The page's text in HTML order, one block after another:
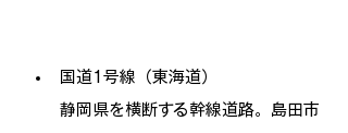
国道1号線（東海道）
静岡県を横断する幹線道路。島田市